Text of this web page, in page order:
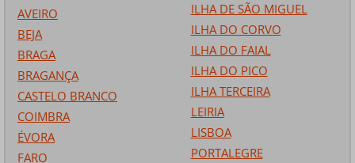
AVEIRO
BEJA
BRAGA
BRAGANÇA
CASTELO BRANCO
COIMBRA
ÉVORA
FARO
ILHA DE SÃO MIGUEL
ILHA DO CORVO
ILHA DO FAIAL
ILHA DO PICO
ILHA TERCEIRA
LEIRIA
LISBOA
PORTALEGRE